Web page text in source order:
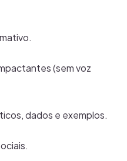
(sem voz
dados e exemplos.